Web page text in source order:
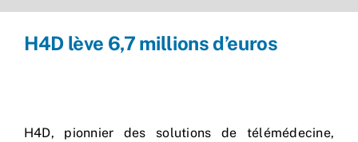
Les Présidents
H4D lève 6,7 millions d’euros
H4D, pionnier des solutions de télémédecine,